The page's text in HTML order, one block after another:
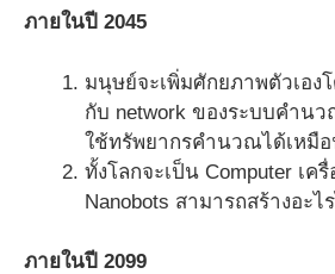
ภายในปี 2045
มนุษย์จะเพิ่มศักยภาพตัวเอง
กับ network ของระบบคำนว
ใช้ทรัพยากรคำนวณได้เหมือ
ทั้งโลกจะเป็น Computer เค
Nanobots สามารถสร้างอะไ
ภายในปี 2099